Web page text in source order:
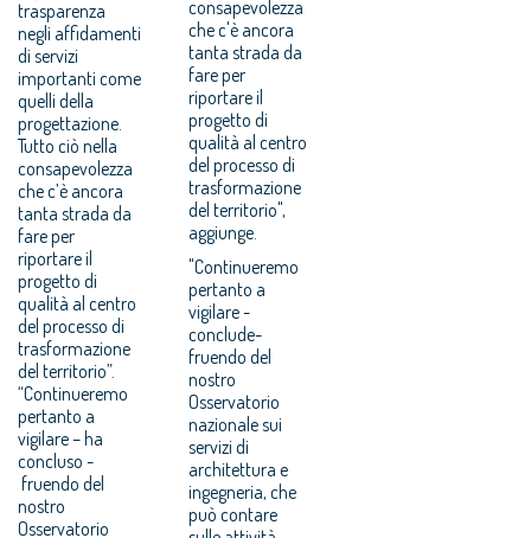
trasparenza
negli affidamenti
di servizi
importanti come
quelli della
progettazione.
Tutto ciò nella
consapevolezza
che c’è ancora
tanta strada da
fare per
riportare il
progetto di
qualità al centro
del processo di
trasformazione
del territorio”.
“Continueremo
pertanto a
vigilare – ha
concluso -
fruendo del
nostro
Osservatorio
consapevolezza
che c'è ancora
tanta strada da
fare per
riportare il
progetto di
qualità al centro
del processo di
trasformazione
del territorio",
aggiunge.
"Continueremo
pertanto a
vigilare -
conclude-
fruendo del
nostro
Osservatorio
nazionale sui
servizi di
architettura e
ingegneria, che
può contare